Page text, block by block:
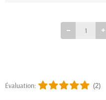
Évaluation: (2)